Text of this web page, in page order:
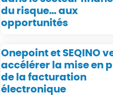
du risque… aux
opportunités
Onepoint et SEQINO
accélérer la mise en
de la facturation
électronique